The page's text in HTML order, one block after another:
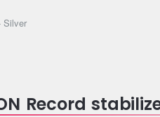
Silver
Record